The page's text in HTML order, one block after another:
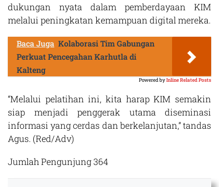
dukungan nyata dalam pemberdayaan KIM
melalui peningkatan kemampuan digital mereka.
Baca Juga Kolaborasi Tim Gabungan
Perkuat Pencegahan Karhutla di
Kalteng
Powered byInline Related Posts
“Melalui pelatihan ini, kita harap KIM semakin
siap menjadi penggerak utama diseminasi
informasi yang cerdas dan berkelanjutan,” tandas
Agus. (Red/Adv)
Jumlah Pengunjung364